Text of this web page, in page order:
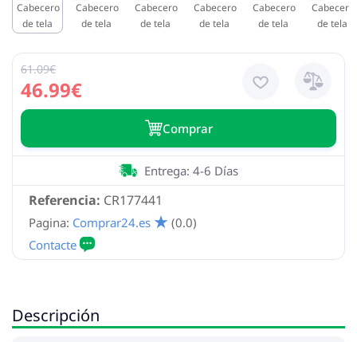
46.99€
61.09€
Сomprar
Referencia: CR177441
Entrega: 4-6 Días
Pagina: Comprar24.es (0.0)
Descripción